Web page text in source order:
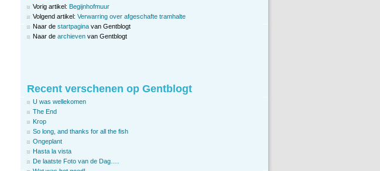
Vorig artikel: Begijnhofmuur
Volgend artikel: Verwarring over afgeschafte tramhalte
Naar de startpagina van Gentblogt
Naar de archieven van Gentblogt
Recent verschenen op Gentblogt
U was wellekomen
The End
Krop
So long, and thanks for all the fish
Ongeplant
Hasta la vista
De laatste Foto van de Dag….